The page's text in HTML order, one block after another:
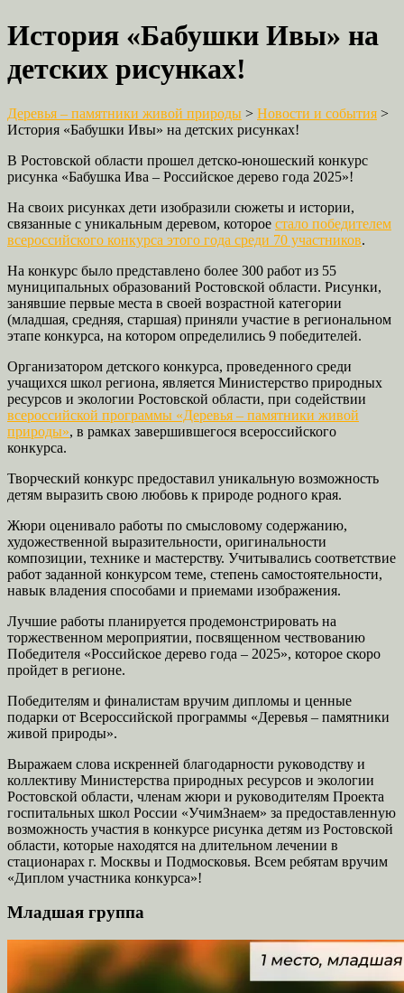
История «Бабушки Ивы» на
детских рисунках!
Деревья – памятники живой природы > Новости и события >
История «Бабушки Ивы» на детских рисунках!
В Ростовской области прошел детско-юношеский конкурс
рисунка «Бабушка Ива – Российское дерево года 2025»!
На своих рисунках дети изобразили сюжеты и истории,
связанные с уникальным деревом, которое стало победителем
всероссийского конкурса этого года среди 70 участников.
На конкурс было представлено более 300 работ из 55
муниципальных образований Ростовской области. Рисунки,
занявшие первые места в своей возрастной категории
(младшая, средняя, старшая) приняли участие в региональном
этапе конкурса, на котором определились 9 победителей.
Организатором детского конкурса, проведенного среди
учащихся школ региона, является Министерство природных
ресурсов и экологии Ростовской области, при содействии
всероссийской программы «Деревья – памятники живой
природы», в рамках завершившегося всероссийского
конкурса.
Творческий конкурс предоставил уникальную возможность
детям выразить свою любовь к природе родного края.
Жюри оценивало работы по смысловому содержанию,
художественной выразительности, оригинальности
композиции, технике и мастерству. Учитывались соответствие
работ заданной конкурсом теме, степень самостоятельности,
навык владения способами и приемами изображения.
Лучшие работы планируется продемонстрировать на
торжественном мероприятии, посвященном чествованию
Победителя «Российское дерево года – 2025», которое скоро
пройдет в регионе.
Победителям и финалистам вручим дипломы и ценные
подарки от Всероссийской программы «Деревья – памятники
живой природы».
Выражаем слова искренней благодарности руководству и
коллективу Министерства природных ресурсов и экологии
Ростовской области, членам жюри и руководителям Проекта
госпитальных школ России «УчимЗнаем» за предоставленную
возможность участия в конкурсе рисунка детям из Ростовской
области, которые находятся на длительном лечении в
стационарах г. Москвы и Подмосковья. Всем ребятам вручим
«Диплом участника конкурса»!
Младшая группа